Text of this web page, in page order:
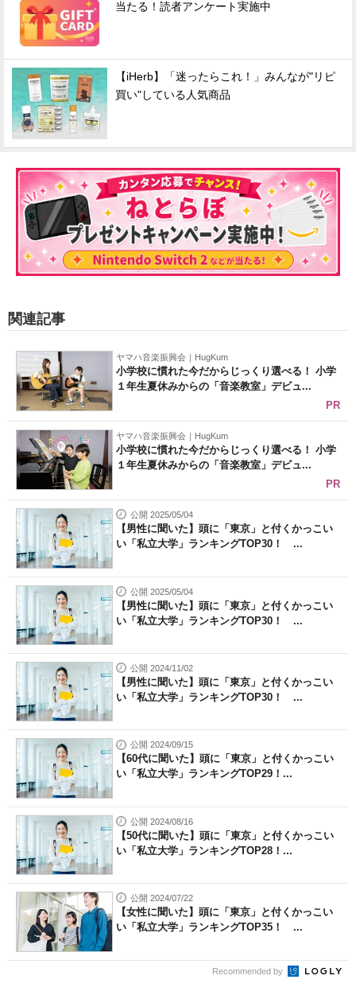
当たる！読者アンケート実施中
【iHerb】「迷ったらこれ！」みんなが"リピ
買い"している人気商品
関連記事
ヤマハ音楽振興会｜HugKum
小学校に慣れた今だからじっくり選べる！ 小学
１年生夏休みからの「音楽教室」デビュ...
PR
ヤマハ音楽振興会｜HugKum
小学校に慣れた今だからじっくり選べる！ 小学
１年生夏休みからの「音楽教室」デビュ...
PR
公開 2025/05/04
【男性に聞いた】頭に「東京」と付くかっこい
い「私立大学」ランキングTOP30！ ...
公開 2025/05/04
【男性に聞いた】頭に「東京」と付くかっこい
い「私立大学」ランキングTOP30！ ...
公開 2024/11/02
【男性に聞いた】頭に「東京」と付くかっこい
い「私立大学」ランキングTOP30！ ...
公開 2024/09/15
【60代に聞いた】頭に「東京」と付くかっこい
い「私立大学」ランキングTOP29！...
公開 2024/08/16
【50代に聞いた】頭に「東京」と付くかっこい
い「私立大学」ランキングTOP28！...
公開 2024/07/22
【女性に聞いた】頭に「東京」と付くかっこい
い「私立大学」ランキングTOP35！ ...
Recommended by